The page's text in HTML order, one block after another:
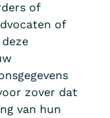
of
of
zover dat
van hun